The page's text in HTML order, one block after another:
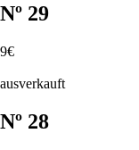
Nº 29
9€
ausverkauft
Nº 28